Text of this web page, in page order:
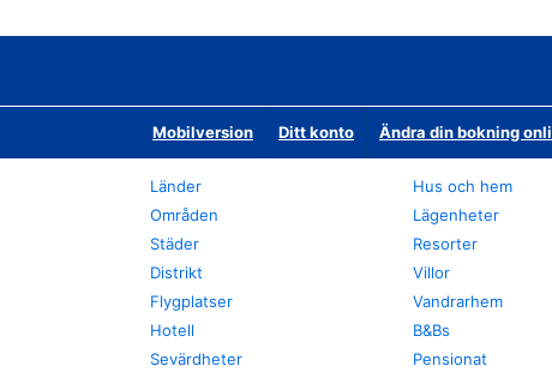
Mobilversion Ditt konto Ändra din bokning
Länder
Områden
Städer
Distrikt
Flygplatser
Hotell
Sevärdheter
Hus och hem
Lägenheter
Resorter
Villor
Vandrarhem
B&Bs
Pensionat